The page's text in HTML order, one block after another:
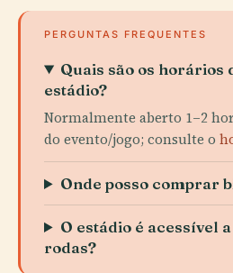
PERGUNTAS FREQUENTES
Quais são os horários
estádio?
Normalmente aberto 1–2
do evento/jogo; consulte o
Onde posso comprar
O estádio é acessível
rodas?